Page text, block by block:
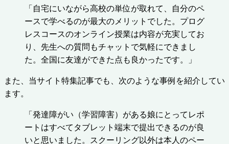
「自宅にいながら高校の単位が取れて、自分のペ
ースで学べるのが最大のメリットでした。プログ
レスコースのオンライン授業は内容が充実してお
り、先生への質問もチャットで気軽にできまし
た。全国に友達ができた点も良かったです。」
また、当サイト特集記事でも、次のような事例を紹介してい
ます。
「発達障がい（学習障害）がある娘にとってレポ
ートはすべてタブレット端末で提出できるのが良
いと思いました。スクーリング以外は本人のペー